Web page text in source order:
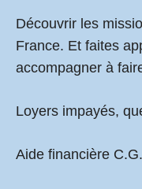
Découvrir les
France. Et faites
accompagner à
Loyers impayés,
Aide financière